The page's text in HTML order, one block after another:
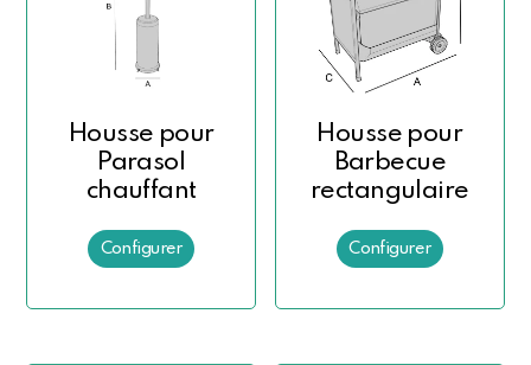
Housse pour
Parasol
chauffant
Housse pour
Barbecue
rectangulaire